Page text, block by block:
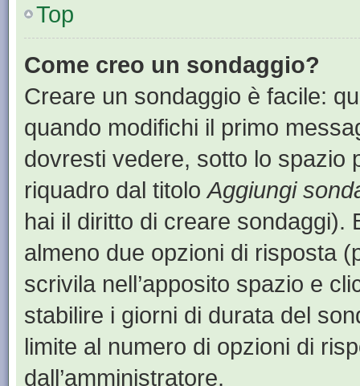
Top
Come creo un sondaggio?
Creare un sondaggio è facile:
quando modifichi il primo
dovresti vedere, sotto lo spazio
riquadro dal titoloAggiungi
hai il diritto di creare sondaggi).
almeno due opzioni di risposta
scrivila nell’apposito spazio e
stabilire i giorni di durata del
limite al numero di opzioni di
dall’amministratore.